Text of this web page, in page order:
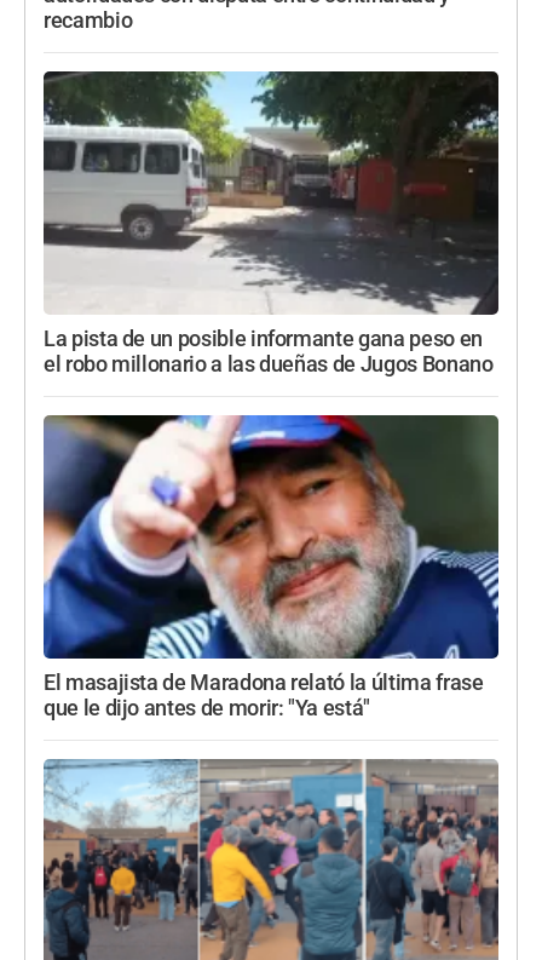
recambio
La pista de un posible informante gana peso en
el robo millonario a las dueñas de Jugos Bonano
El masajista de Maradona relató la última frase
que le dijo antes de morir: "Ya está"